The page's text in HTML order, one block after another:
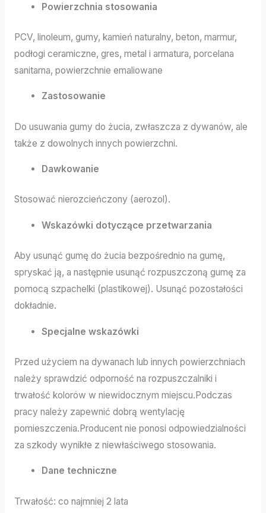
Powierzchnia stosowania
PCV, linoleum, gumy, kamień naturalny, beton, marmur,
podłogi ceramiczne, gres, metal i armatura, porcelana
sanitarna, powierzchnie emaliowane
Zastosowanie
Do usuwania gumy do żucia, zwłaszcza z dywanów, ale
także z dowolnych innych powierzchni.
Dawkowanie
Stosować nierozcieńczony (aerozol).
Wskazówki dotyczące przetwarzania
Aby usunąć gumę do żucia bezpośrednio na gumę,
spryskać ją, a następnie usunąć rozpuszczoną gumę za
pomocą szpachelki (plastikowej). Usunąć pozostałości
dokładnie.
Specjalne wskazówki
Przed użyciem na dywanach lub innych powierzchniach
należy sprawdzić odporność na rozpuszczalniki i
trwałość kolorów w niewidocznym miejscu.Podczas
pracy należy zapewnić dobrą wentylację
pomieszczenia.Producent nie ponosi odpowiedzialności
za szkody wynikłe z niewłaściwego stosowania.
Dane techniczne
Trwałość: co najmniej 2 lata